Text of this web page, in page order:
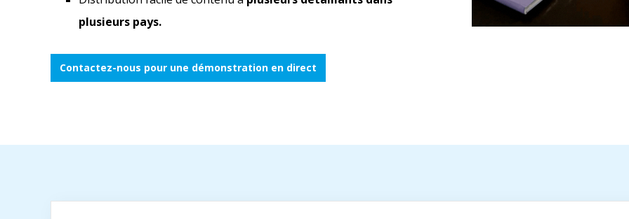
plusieurs pays.
Contactez-nous pour une démonstration en direct